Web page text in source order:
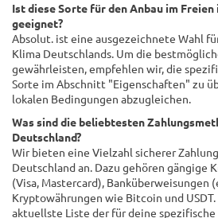
Ist diese Sorte für den Anbau im Freien
geeignet?
Absolut. ist eine ausgezeichnete Wahl
Klima Deutschlands. Um die
gewährleisten, empfehlen wir, die
Sorte im Abschnitt "Eigenschaften" zu
lokalen Bedingungen abzugleichen.
Was sind die beliebtesten
Deutschland?
Wir bieten eine Vielzahl sicherer
Deutschland an. Dazu gehören gängige
(Visa, Mastercard), Banküberweisungen
Kryptowährungen wie Bitcoin und
aktuellste Liste der für deine